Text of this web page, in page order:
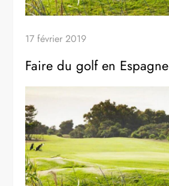
17 février 2019
Faire du golf en Espagne